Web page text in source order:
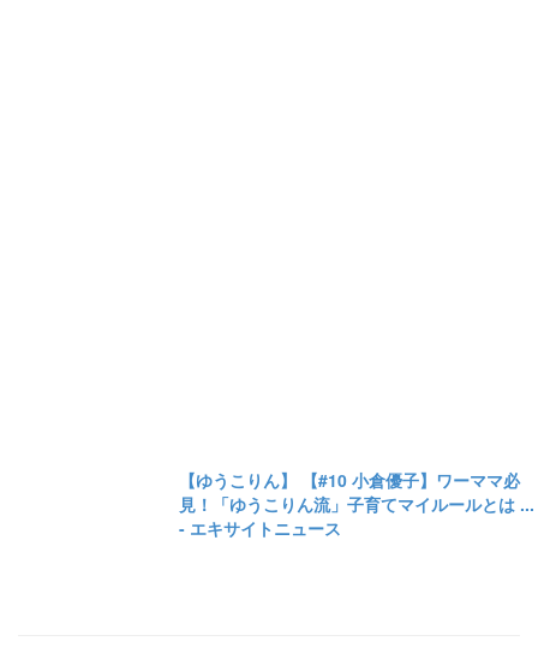
【ゆうこりん】 【#10 小倉優子】ワーママ必
見！「ゆうこりん流」子育てマイルールとは ...
- エキサイトニュース